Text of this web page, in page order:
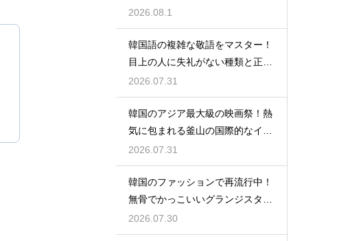
の使い分け
2026.08.1
韓国語の複雑な敬語をマスター！
目上の人に失礼がない種類と正し
い使い分け
2026.07.31
韓国のアジア最大級の映画祭！熱
気に包まれる釜山の国際的なイベ
ント
2026.07.31
韓国のファッションで再流行中！
無骨でかっこいいグランジスタイ
ルの特徴
2026.07.30